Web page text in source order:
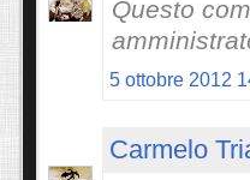
Questo
5 ottobre 2012
Carmelo